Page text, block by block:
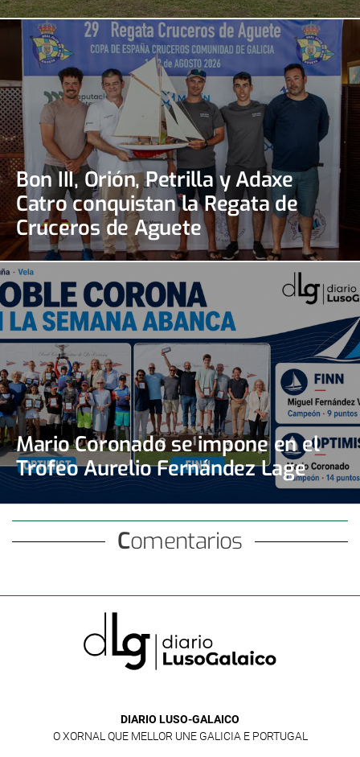
Bon III, Orión, Petrilla y Adaxe
Catro conquistan la Regata de
Cruceros de Aguete
Mario Coronado se impone en el
Trofeo Aurelio Fernández Lage
Comentarios
DIARIO LUSO-GALAICO
O XORNAL QUE MELLOR UNE GALICIA E PORTUGAL